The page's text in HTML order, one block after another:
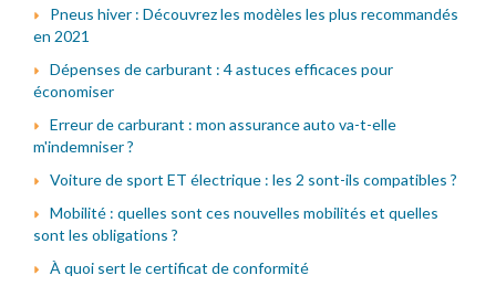
Pneus hiver : Découvrez les modèles les plus recommandés
en 2021
Dépenses de carburant : 4 astuces efficaces pour
économiser
Erreur de carburant : mon assurance auto va-t-elle
m'indemniser ?
Voiture de sport ET électrique : les 2 sont-ils compatibles ?
Mobilité : quelles sont ces nouvelles mobilités et quelles
sont les obligations ?
À quoi sert le certificat de conformité